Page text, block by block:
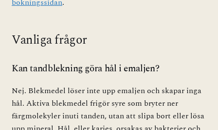
bokningssidan.
Vanliga frågor
Kan tandblekning göra hål i emaljen?
Nej. Blekmedel löser inte upp emaljen och skapar inga
hål. Aktiva blekmedel frigör syre som bryter ner
färgmolekyler inuti tanden, utan att slipa bort eller lösa